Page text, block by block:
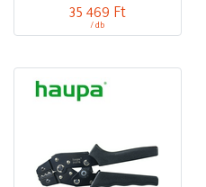
35 469 Ft
/ db